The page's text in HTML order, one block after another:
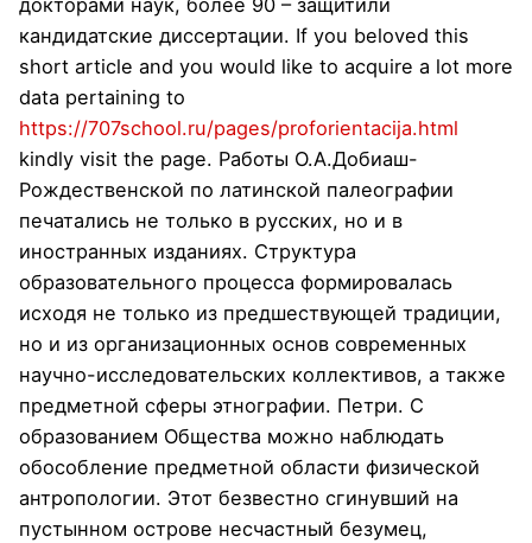
докторами наук, более 90 – защитили
кандидатские диссертации. If you beloved this
short article and you would like to acquire a lot more
data pertaining to
https://707school.ru/pages/proforientacija.html
kindly visit the page. Работы О.А.Добиаш-
Рождественской по латинской палеографии
печатались не только в русских, но и в
иностранных изданиях. Структура
образовательного процесса формировалась
исходя не только из предшествующей традиции,
но и из организационных основ современных
научно-исследовательских коллективов, а также
предметной сферы этнографии. Петри. С
образованием Общества можно наблюдать
обособление предметной области физической
антропологии. Этот безвестно сгинувший на
пустынном острове несчастный безумец,